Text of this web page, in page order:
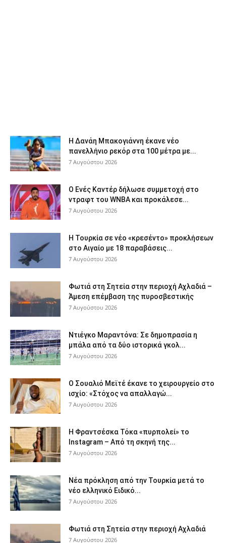
Η Δανάη Μπακογιάννη έκανε νέο
πανελλήνιο ρεκόρ στα 100 μέτρα με...
7 Αυγούστου 2026
Ο Ενές Καντέρ δήλωσε συμμετοχή στο
ντραφτ του WNBA και προκάλεσε...
7 Αυγούστου 2026
Η Τουρκία σε νέο «κρεσέντο» προκλήσεων
στο Αιγαίο με 18 παραβάσεις...
7 Αυγούστου 2026
Φωτιά στη Σητεία στην περιοχή Αχλαδιά –
Άμεση επέμβαση της πυροσβεστικής
7 Αυγούστου 2026
Ντιέγκο Μαραντόνα: Σε δημοπρασία η
μπάλα από τα δύο ιστορικά γκολ...
7 Αυγούστου 2026
Ο Σουαλιό Μεϊτέ έκανε το χειρουργείο στο
ισχίο: «Στόχος να απαλλαγώ...
7 Αυγούστου 2026
Η Φραντσέσκα Τόκα «πυρπολεί» το
Instagram – Από τη σκηνή της...
7 Αυγούστου 2026
Νέα πρόκληση από την Τουρκία μετά το
νέο ελληνικό Ειδικό...
7 Αυγούστου 2026
Φωτιά στη Σητεία στην περιοχή Αχλαδιά
7 Αυγούστου 2026